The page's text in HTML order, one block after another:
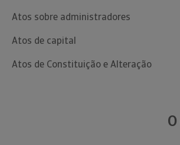
Atos sobre administradores
Atos de capital
Atos de Constituição e Alteração